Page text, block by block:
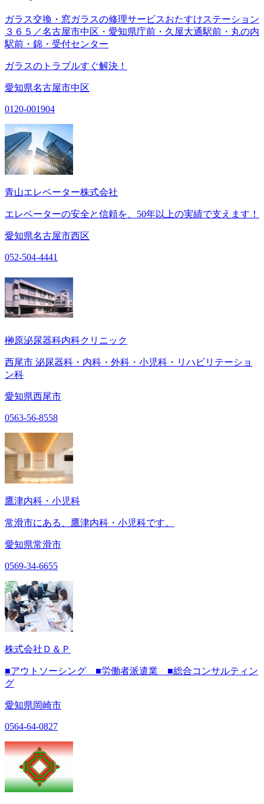
ガラス交換・窓ガラスの修理サービスおたすけステーション
３６５／名古屋市中区・愛知県庁前・久屋大通駅前・丸の内
駅前・錦・受付センター
ガラスのトラブルすぐ解決！
愛知県名古屋市中区
0120-001904
青山エレベーター株式会社
エレベーターの安全と信頼を、50年以上の実績で支えます！
愛知県名古屋市西区
052-504-4441
榊原泌尿器科内科クリニック
西尾市 泌尿器科・内科・外科・小児科・リハビリテーショ
ン科
愛知県西尾市
0563-56-8558
鷹津内科・小児科
常滑市にある、鷹津内科・小児科です。
愛知県常滑市
0569-34-6655
株式会社Ｄ＆Ｐ
■アウトソーシング ■労働者派遣業 ■総合コンサルティン
グ
愛知県岡崎市
0564-64-0827